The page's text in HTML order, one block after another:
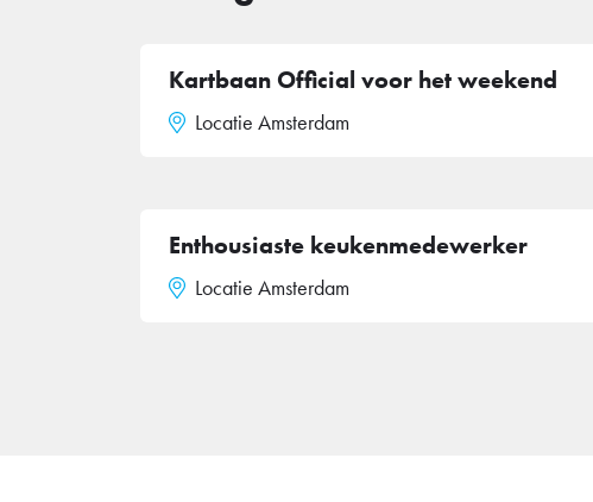
Kartbaan Official voor het weekend
Locatie Amsterdam
Enthousiaste keukenmedewerker
Locatie Amsterdam